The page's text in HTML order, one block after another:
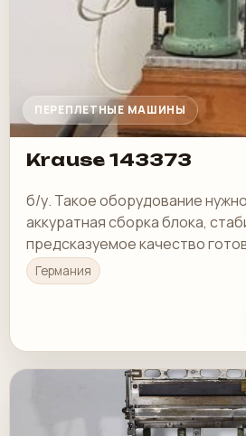
ПЕРЕПЛЕТНЫЕ МАШИНЫ
Krause 143373
б/у. Такое оборудование
аккуратная сборка блока,
предсказуемое качество
Германия